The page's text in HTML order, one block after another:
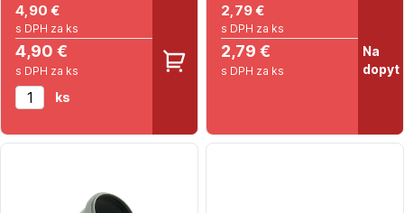
4,90 €
s DPH za ks
4,90 €
s DPH za ks
ks
2,79€
s DPH za ks
2,79 €
s DPH za ks
Na
dopyt